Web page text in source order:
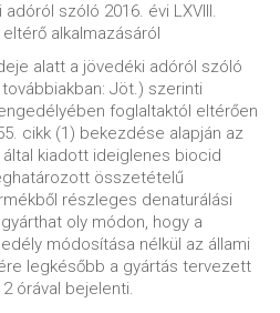
szóló 2016. évi LXVIII.
alkalmazásáról
alatt a jövedéki adóról szóló
továbbiakban: Jöt.) szerinti
foglaltaktól eltérően
cikk (1) bekezdése alapján az
kiadott ideiglenes biocid
összetételű
részleges denaturálási
oly módon, hogy a
módosítása nélkül az állami
legkésőbb a gyártás tervezett
órával bejelenti.